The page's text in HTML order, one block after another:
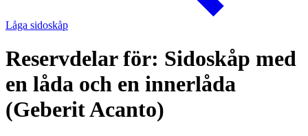
Låga sidoskåp
Reservdelar för: Sidoskåp med
en låda och en innerlåda
(Geberit Acanto)